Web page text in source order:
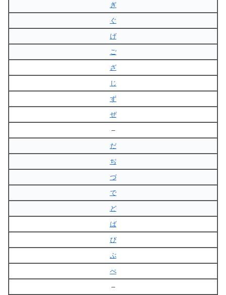
ぎ
ぐ
げ
ご
ざ
じ
ず
ぜ
–
だ
ぢ
づ
で
ど
ば
び
ぶ
べ
–